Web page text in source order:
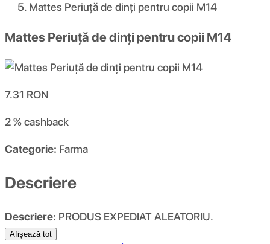
Mattes Periuță de dinți pentru copii M14
Mattes Periuță de dinți pentru copii M14
7.31 RON
2 %cashback
Categorie: Farma
Descriere
Descriere: PRODUS EXPEDIAT ALEATORIU.
Afișează tot